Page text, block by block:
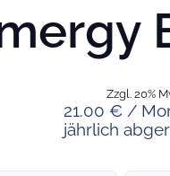
21.00 € /
jährlich
Zzgl. 20%